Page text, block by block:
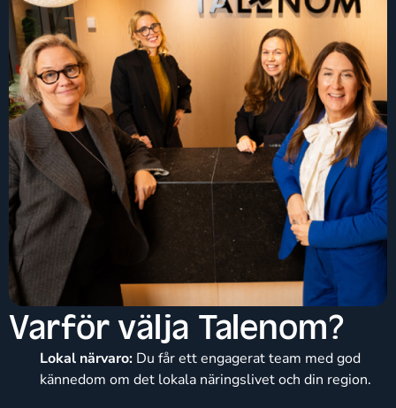
Varför välja Talenom?
Lokal närvaro: Du får ett engagerat team med god
kännedom om det lokala näringslivet och din region.